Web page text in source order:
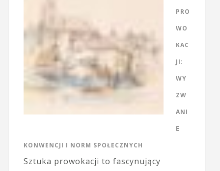
PRO
WO
KAC
JI:
WY
ZW
ANI
E
KONWENCJI I NORM SPOŁECZNYCH
Sztuka prowokacji to fascynujący